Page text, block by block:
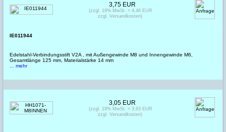
IE011944
Edelstahl-Verbindungsstift V2A , mit Außengewinde M8 und Innengewinde M6,
Gesamtlänge 125 mm, Materialstärke 14 mm
... mehr
3,75 EUR
(zzgl. 19% MwSt. = 4,46 EUR
zzgl. Versandkosten)
3,05 EUR
(zzgl. 19% MwSt. = 3,63 EUR
zzgl. Versandkosten)